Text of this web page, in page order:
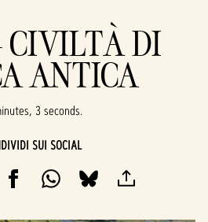
CIVILTÀ DI
ANTICA
3 seconds
SUI SOCIAL